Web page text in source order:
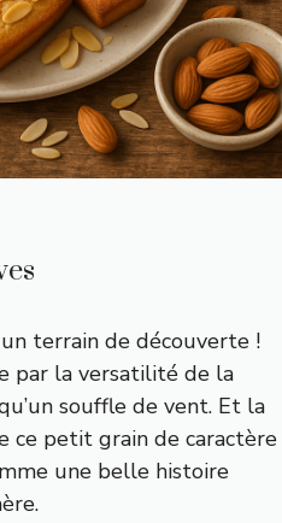
terrain de découverte !
par la versatilité de la
souffle de vent. Et la
ce petit grain de caractère
une belle histoire